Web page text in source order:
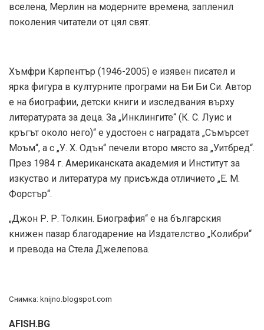
вселена, Мерлин на модерните времена, запленил
поколения читатели от цял свят.
Хъмфри Карпентър (1946-2005) е изявен писател и
ярка фигура в културните програми на Би Би Си. Автор
е на биографии, детски книги и изследвания върху
литературата за деца. За „Инклингите“ (К. С. Луис и
кръгът около него)“ е удостоен с наградата „Съмърсет
Моъм“, а с „У. Х. Одън“ печели второ място за „Уитбред“.
През 1984 г. Американската академия и Институт за
изкуство и литература му присъжда отличието „Е. М.
Форстър“.
„Джон Р. Р. Толкин. Биография“ е на българския
книжен пазар благодарение на Издателство „Колибри“
и превода на Стела Джелепова.
Снимка: knijno.blogspot.com
AFISH.BG